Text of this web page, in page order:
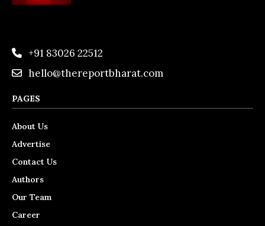
+91 83026 22512
hello@thereportbharat.com
PAGES
About Us
Advertise
Contact Us
Authors
Our Team
Career